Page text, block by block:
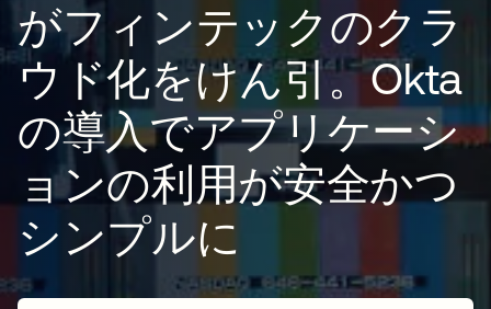
がフィンテックのクラ
ウド化をけん引。Okta
の導入でアプリケーシ
ョンの利用が安全かつ
シンプルに